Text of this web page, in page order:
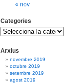
« nov
Categories
Arxius
novembre 2019
octubre 2019
setembre 2019
agost 2019